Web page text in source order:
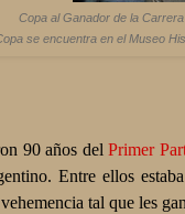
Copa al Ganador de la
se encuentra en el Museo
90 años delPrimer
Entre ellos
tal que les